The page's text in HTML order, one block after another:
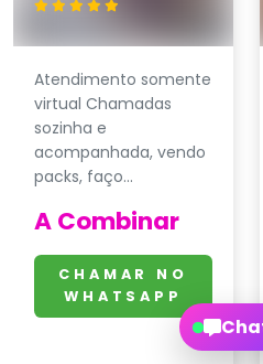
Atendimento somente
virtual Chamadas
sozinha e
acompanhada, vendo
packs, faço...
A Combinar
CHAMAR NO
WHATSAPP
Converse com acompanhantes •